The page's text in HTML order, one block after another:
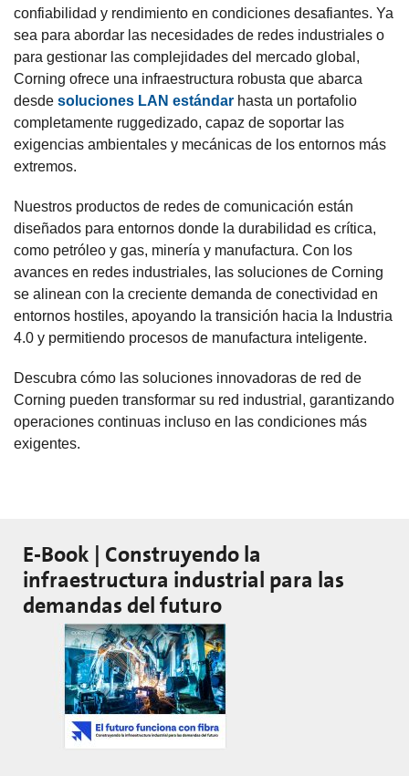
confiabilidad y rendimiento en condiciones desafiantes. Ya
sea para abordar las necesidades de redes industriales o
para gestionar las complejidades del mercado global,
Corning ofrece una infraestructura robusta que abarca
desde soluciones LAN estándar hasta un portafolio
completamente ruggedizado, capaz de soportar las
exigencias ambientales y mecánicas de los entornos más
extremos.
Nuestros productos de redes de comunicación están
diseñados para entornos donde la durabilidad es crítica,
como petróleo y gas, minería y manufactura. Con los
avances en redes industriales, las soluciones de Corning
se alinean con la creciente demanda de conectividad en
entornos hostiles, apoyando la transición hacia la Industria
4.0 y permitiendo procesos de manufactura inteligente.
Descubra cómo las soluciones innovadoras de red de
Corning pueden transformar su red industrial, garantizando
operaciones continuas incluso en las condiciones más
exigentes.
E-Book | Construyendo la
infraestructura industrial para las
demandas del futuro